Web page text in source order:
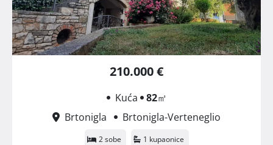
210.000 €
Kuća 82㎡
Brtonigla
Brtonigla-Verteneglio
2 sobe 1 kupaonice